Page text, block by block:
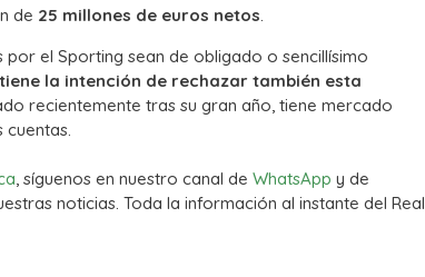
de 25 millones de euros netos.
el Sporting sean de obligado o sencillísimo
tiene la intención de rechazar también esta
recientemente tras su gran año, tiene mercado
, síguenos en nuestro canal de WhatsApp y de
noticias. Toda la información al instante del Real